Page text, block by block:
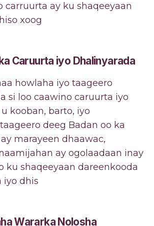
carruurta ay ku shaqeeyaan
xoog
Caruurta iyo Dhalinyarada
howlaha iyo taageero
si loo caawino caruurta iyo
kooban, barto, iyo
deeg Badan oo ka
marayeen dhaawac,
ay ogolaadaan inay
ku shaqeeyaan dareenkooda
iyo dhis
Wararka Nolosha